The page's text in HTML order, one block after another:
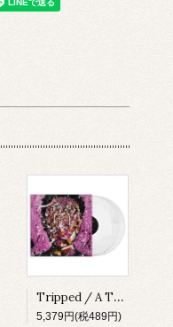
Tripped / A Thing About Something [MADLP001][2023]
5,379円(税489円)